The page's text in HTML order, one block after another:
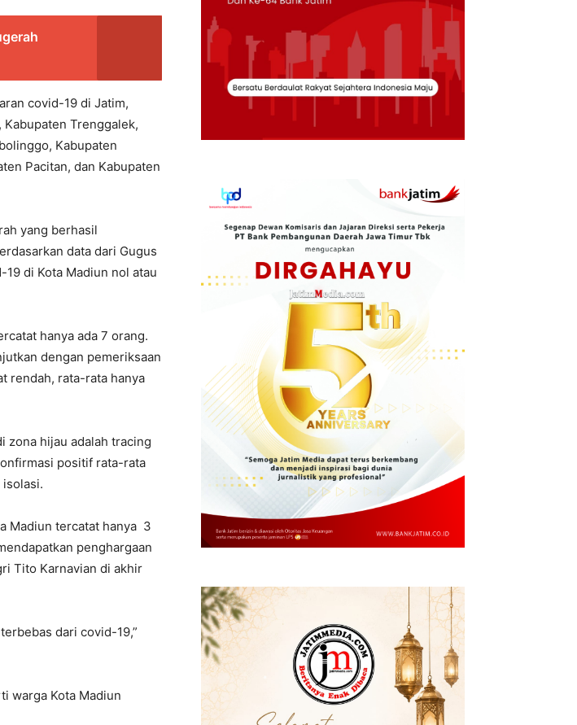
covid-19 di Jatim,
Trenggalek,
Kabupaten
Pacitan, dan Kabupaten
yang berhasil
data dari Gugus
di Kota Madiun nol atau
hanya ada 7 orang.
dengan pemeriksaan
rendah, rata-rata hanya
zona hijau adalah tracing
positif rata-rata
isolasi.
Madiun tercatat hanya 3
penghargaan
Tito Karnavian di akhir
dari covid-19,”
warga Kota Madiun